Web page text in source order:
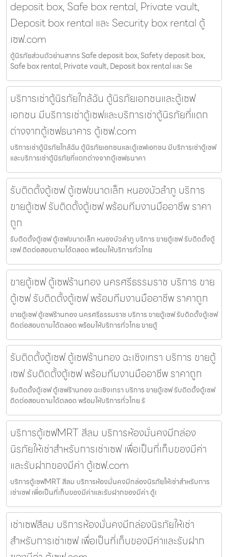
deposit box, Safe box rental, Private vault,
Deposit box rental และ Security box rental ตู้
เซฟ.com
ตู้นิรภัยส่วนตัวย่านสาทร Safe deposit box, Safety deposit box,
Safe box rental, Private vault, Deposit box rental และ Se
บริการเช่าตู้นิรภัยใกล้ฉัน ตู้นิรภัยเอกชนและตู้เซฟ
เอกชน มีบริการเช่าตู้เซฟและบริการเช่าตู้นิรภัยที่แตก
ต่างจากตู้เซฟธนาคาร ตู้เซฟ.com
บริการเช่าตู้นิรภัยใกล้ฉัน ตู้นิรภัยเอกชนและตู้เซฟเอกชน มีบริการเช่าตู้เซฟ
และบริการเช่าตู้นิรภัยที่แตกต่างจากตู้เซฟธนาคา
รับติดตั้งตู้เซฟ ตู้เซฟขนาดเล็ก หนองบัวลำภู บริการ
ขายตู้เซฟ รับติดตั้งตู้เซฟ พร้อมทีมงานมืออาชีพ ราคา
ถูก
รับติดตั้งตู้เซฟ ตู้เซฟขนาดเล็ก หนองบัวลำภู บริการ ขายตู้เซฟ รับติดตั้งตู้
เซฟ ติดต่อสอบถามได้ตลอด พร้อมให้บริการทั่วไทย
ขายตู้เซฟ ตู้เซฟร้านทอง นครศรีธรรมราช บริการ ขาย
ตู้เซฟ รับติดตั้งตู้เซฟ พร้อมทีมงานมืออาชีพ ราคาถูก
ขายตู้เซฟ ตู้เซฟร้านทอง นครศรีธรรมราช บริการ ขายตู้เซฟ รับติดตั้งตู้เซฟ
ติดต่อสอบถามได้ตลอด พร้อมให้บริการทั่วไทย ขายตู้
รับติดตั้งตู้เซฟ ตู้เซฟร้านทอง ฉะเชิงเทรา บริการ ขายตู้
เซฟ รับติดตั้งตู้เซฟ พร้อมทีมงานมืออาชีพ ราคาถูก
รับติดตั้งตู้เซฟ ตู้เซฟร้านทอง ฉะเชิงเทรา บริการ ขายตู้เซฟ รับติดตั้งตู้เซฟ
ติดต่อสอบถามได้ตลอด พร้อมให้บริการทั่วไทย รั
บริการตู้เซฟMRT สีลม บริการห้องมั่นคงมีกล่อง
นิรภัยให้เช่าสำหรับการเช่าเซฟ เพื่อเป็นที่เก็บของมีค่า
และรับฝากของมีค่า ตู้เซฟ.com
บริการตู้เซฟMRT สีลม บริการห้องมั่นคงมีกล่องนิรภัยให้เช่าสำหรับการ
เช่าเซฟ เพื่อเป็นที่เก็บของมีค่าและรับฝากของมีค่า ตู้เ
เช่าเซฟสีลม บริการห้องมั่นคงมีกล่องนิรภัยให้เช่า
สำหรับการเช่าเซฟ เพื่อเป็นที่เก็บของมีค่าและรับฝาก